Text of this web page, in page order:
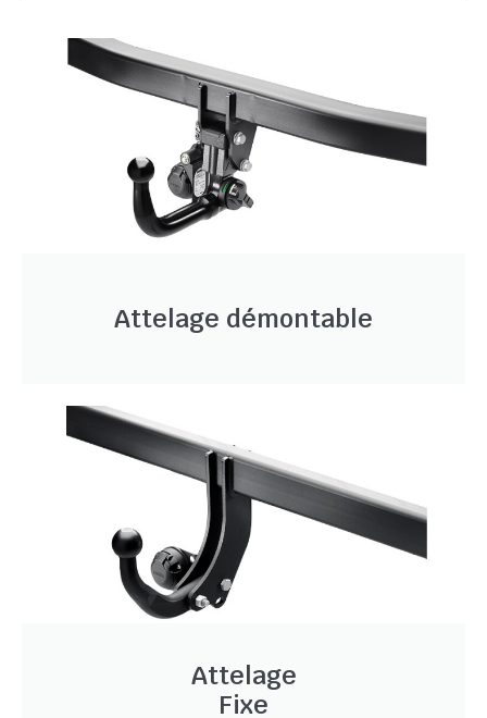
Attelage démontable
Attelage
Fixe